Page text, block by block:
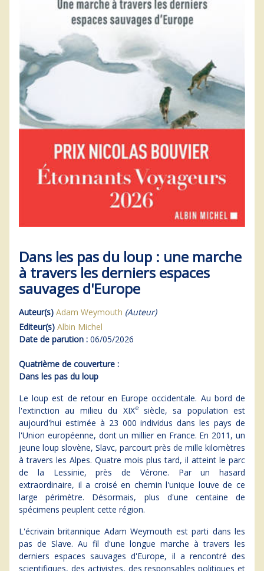
Dans les pas du loup : une marche
à travers les derniers espaces
sauvages d'Europe
Auteur(s) Adam Weymouth (Auteur)
Editeur(s) Albin Michel
Date de parution : 06/05/2026
Quatrième de couverture :
Dans les pas du loup
Le loup est de retour en Europe occidentale. Au bord de
l'extinction au milieu du XIXe siècle, sa population est
aujourd'hui estimée à 23 000 individus dans les pays de
l'Union européenne, dont un millier en France. En 2011, un
jeune loup slovène, Slavc, parcourt près de mille kilomètres
à travers les Alpes. Quatre mois plus tard, il atteint le parc
de la Lessinie, près de Vérone. Par un hasard
extraordinaire, il a croisé en chemin l'unique louve de ce
large périmètre. Désormais, plus d'une centaine de
spécimens peuplent cette région.
L'écrivain britannique Adam Weymouth est parti dans les
pas de Slave. Au fil d'une longue marche à travers les
derniers espaces sauvages d'Europe, il a rencontré des
scientifiques, des activistes, des responsables politiques et